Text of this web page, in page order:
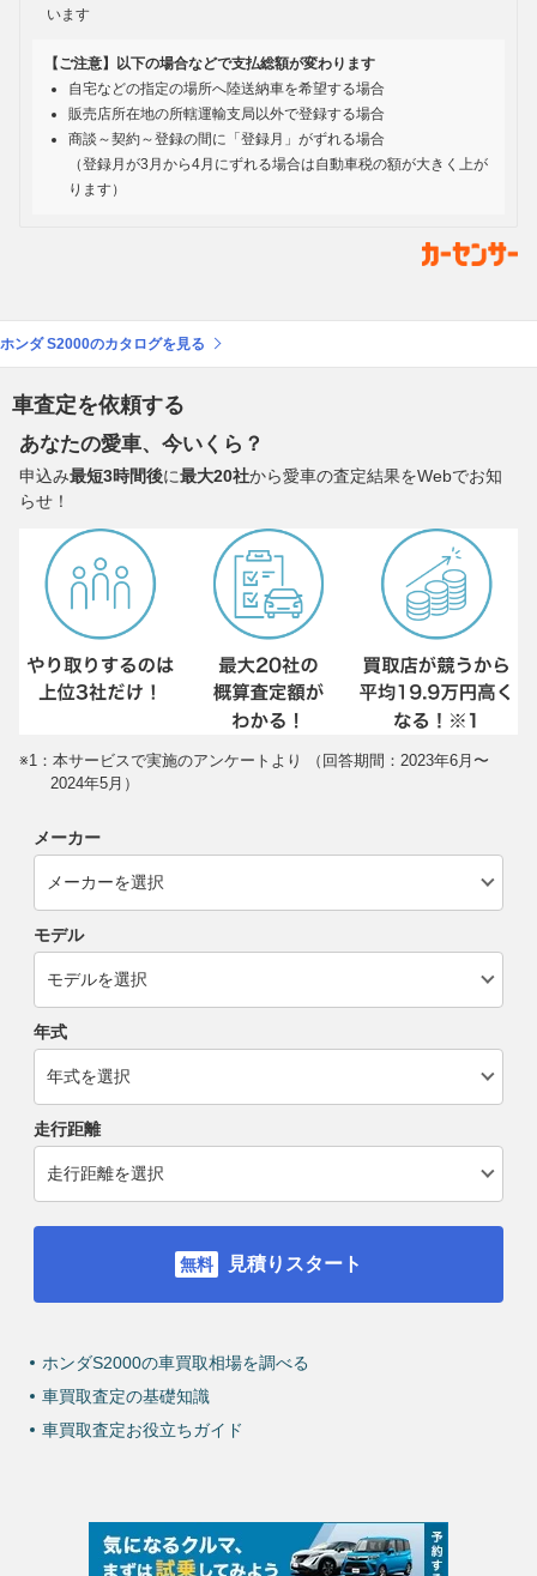
います
【ご注意】以下の場合などで支払総額が変わります
自宅などの指定の場所へ陸送納車を希望する場合
販売店所在地の所轄運輸支局以外で登録する場合
商談～契約～登録の間に「登録月」がずれる場合
（登録月が3月から4月にずれる場合は自動車税の額が大きく上が
ります）
ホンダ S2000のカタログを見る
車査定を依頼する
あなたの愛車、今いくら？
申込み最短3時間後に最大20社から愛車の査定結果をWebでお知
らせ！
※1：本サービスで実施のアンケートより （回答期間：2023年6月〜
2024年5月）
メーカー
モデル
年式
走行距離
見積りスタート
ホンダS2000の車買取相場を調べる
車買取査定の基礎知識
車買取査定お役立ちガイド